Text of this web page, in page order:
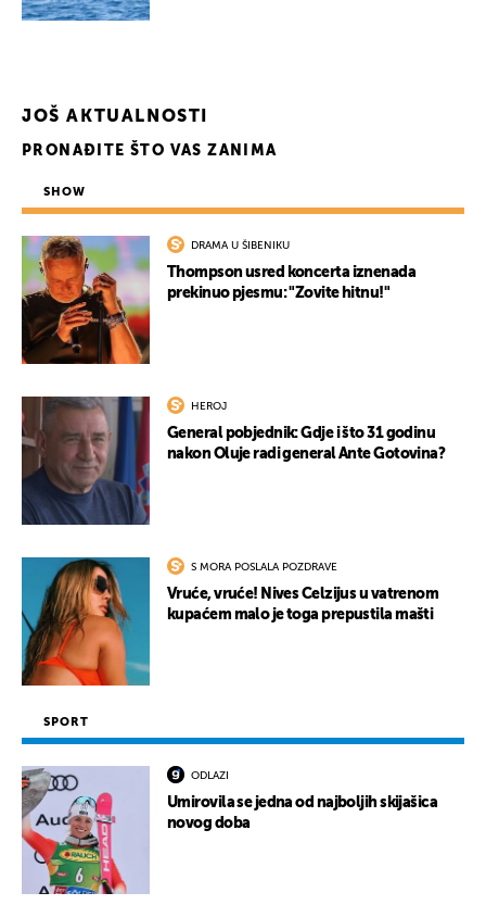
JOŠ AKTUALNOSTI
PRONAĐITE ŠTO VAS ZANIMA
SHOW
DRAMA U ŠIBENIKU
Thompson usred koncerta iznenada
prekinuo pjesmu: "Zovite hitnu!"
HEROJ
General pobjednik: Gdje i što 31 godinu
nakon Oluje radi general Ante Gotovina?
S MORA POSLALA POZDRAVE
Vruće, vruće! Nives Celzijus u vatrenom
kupaćem malo je toga prepustila mašti
SPORT
ODLAZI
Umirovila se jedna od najboljih skijašica
novog doba